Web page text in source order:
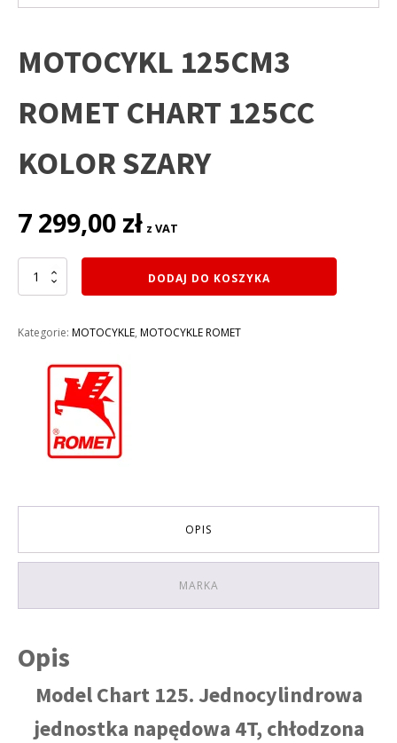
MOTOCYKL 125CM3
ROMET CHART 125CC
KOLOR SZARY
7 299,00 zł z VAT
ilość
MOTOCYKL
CHART
KOLOR
DODAJ DO KOSZYKA
Kategorie: MOTOCYKLE, MOTOCYKLE ROMET
OPIS
MARKA
Opis
Model Chart 125. Jednocylindrowa
jednostka napędowa 4T, chłodzona